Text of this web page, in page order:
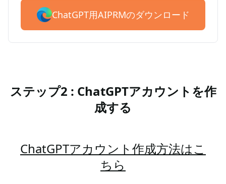
ChatGPT用AIPRMのダウンロード
ステップ2 : ChatGPTアカウントを作
成する
ChatGPTアカウント作成方法はこ
ちら